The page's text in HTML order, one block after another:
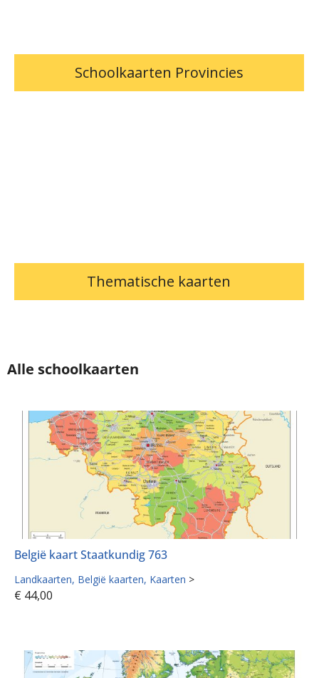
Schoolkaarten Provincies
Thematische kaarten
Alle schoolkaarten
België kaart Staatkundig 763
Landkaarten België kaarten Kaarten >
€ 44,00